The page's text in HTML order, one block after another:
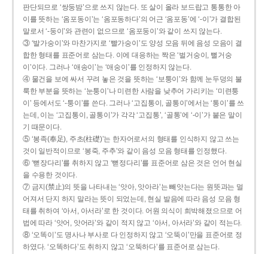
판단되므로 ‘쌍둥밤’으로 쓰지 않는다. 또 살이 올라 보드랍고 통통한 아
이를 뜻하는 ‘옴포동이’는 ‘옴포동하다’의 어근 ‘옴포동’에 ‘-이’가 결합된
말로서 ‘-둥이’와 관련이 없으므로 ‘옴포둥이’와 같이 쓰지 않는다.
③ ‘발가숭이’와 마찬가지로 ‘빨가숭이’도 양성 모음 뒤에 음성 모음이 결
합한 형태를 표준어로 삼는다. 이에 대응하는 짝은 ‘벌거숭이, 뻘거숭
이’이다. 그러나 ‘애송이’는 ‘애숭이’를 인정하지 않는다.
④ 물건을 보에 싸서 꾸려 놓은 것을 뜻하는 ‘보퉁이’와 함께 눈두덩의 불
룩한 부분을 뜻하는 ‘눈퉁이’나 미련한 사람을 낮추어 가리키는 ‘미련퉁
이’ 등에서도 ‘-퉁이’를 쓴다. 그러나 ‘고집통이, 골통이’에서는 ‘통이’를 쓰
는데, 이는 ‘고집통이, 골통이’가 각각 ‘고집통’, ‘골통’에 ‘-이’가 붙은 말이
기 때문이다.
⑤ ‘봉족(奉足), 주초(柱礎)’는 한자어로서의 형태를 인식하지 않고 쓰는
것이 일반적이므로 ‘봉죽, 주추’와 같이 음성 모음 형태를 인정했다.
⑥ ‘뻗장다리’를 취하지 않고 ‘뻗정다리’를 표준어로 삼은 것은 언어 현실
을 수용한 것이다.
⑦ 금지(禁止)의 뜻을 나타내는 ‘앗아, 앗아라’는 빼앗는다는 원뜻과는 멀
어져서 단지 하지 말라는 뜻이 되었는데, 현실 발음에 따라 음성 모음 형
태를 취하여 ‘아서, 아서라’로 한 것이다. 어원 의식이 희박해졌으므로 어
법에 따라 ‘앗어, 앗어라’와 같이 적지 않고 ‘아서, 아서라’와 같이 적는다.
⑧ ‘오똑이’도 명사나 부사로 다 인정하지 않고 ‘오뚝이’만을 표준어로 정
하였다. ‘오똑하다’도 취하지 않고 ‘오뚝하다’를 표준어로 삼는다.